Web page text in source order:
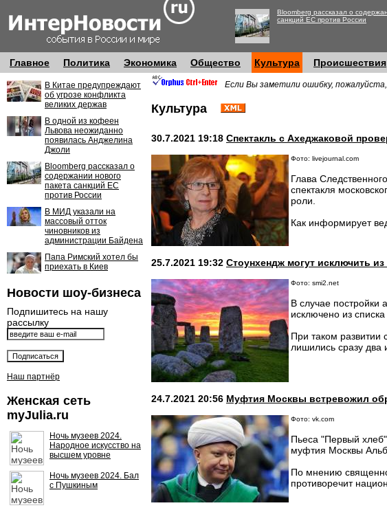
Bloomberg рассказал о
санкций ЕС против России
Главное Политика Экономика Общество Культура Происшествия
В Китае предупреждают
об угрозе конфликта
великих держав
В одной из кофеен
Львова неожиданно
появилась Анджелина
Джоли
Bloomberg рассказал о
содержании нового
пакета санкций ЕС
против России
В МИД указали на
массовый отток
чиновников из
администрации Байдена
Папа Римский хотел бы
приехать в Киев
Новости шоу-бизнеса
Подпишитесь на нашу
рассылку
Наш партнёр
Женская сеть
myJulia.ru
Ночь музеев 2024.
Народное искусство на
высшем уровне
Ночь музеев 2024. Бал
с Пушкиным
Если Вы заметили ошибку,
Культура
30.7.2021 19:18 Спектакль с Ахеджаковой
Фото: livejournal.com
Глава
спектакля
роли.
Как информирует
25.7.2021 19:32 Стоунхендж могут исключить
Фото: smi2.net
В случае постройки
исключено из
При таком развитии
лишились сразу два
24.7.2021 20:56 Муфтия Москвы встревожил
Фото: vk.com
Пьеса "Первый хлеб"
муфтия Москвы
По мнению
противоречит